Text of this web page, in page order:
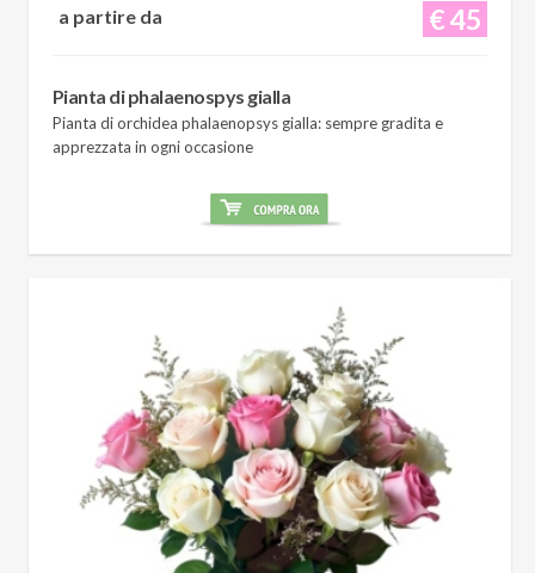
€ 45
a partire da
Pianta di phalaenospys gialla
Pianta di orchidea phalaenopsys gialla: sempre gradita e
apprezzata in ogni occasione